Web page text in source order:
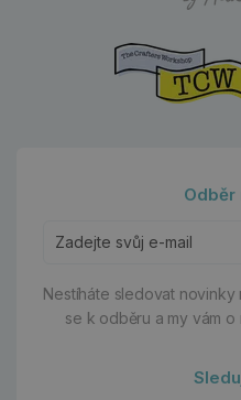
Odběr
Nestíháte sledovat novinky
se k odběru a my vám o